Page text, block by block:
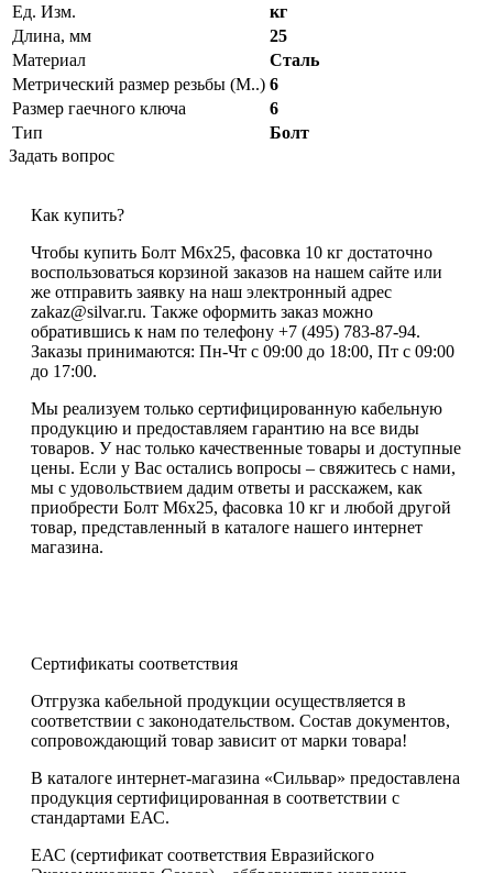
Ед. Изм.
кг
Длина, мм
25
Материал
Сталь
Метрический размер резьбы (М..) 6
Размер гаечного ключа
6
Тип
Болт
Задать вопрос
Как купить?
Чтобы купить Болт М6х25, фасовка 10 кг достаточно
воспользоваться корзиной заказов на нашем сайте или
же отправить заявку на наш электронный адрес
zakaz@silvar.ru. Также оформить заказ можно
обратившись к нам по телефону +7 (495) 783-87-94.
Заказы принимаются: Пн-Чт с 09:00 до 18:00, Пт с 09:00
до 17:00.
Мы реализуем только сертифицированную кабельную
продукцию и предоставляем гарантию на все виды
товаров. У нас только качественные товары и доступные
цены. Если у Вас остались вопросы – свяжитесь с нами,
мы с удовольствием дадим ответы и расскажем, как
приобрести Болт М6х25, фасовка 10 кг и любой другой
товар, представленный в каталоге нашего интернет
магазина.
Сертификаты соответствия
Отгрузка кабельной продукции осуществляется в
соответствии с законодательством. Состав документов,
сопровождающий товар зависит от марки товара!
В каталоге интернет-магазина «Сильвар» предоставлена
продукция сертифицированная в соответствии с
стандартами ЕАС.
ЕАС (сертификат соответствия Евразийского